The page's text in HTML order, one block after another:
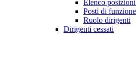
Elenco
Posti di
Ruolo dirigenti
Dirigenti cessati